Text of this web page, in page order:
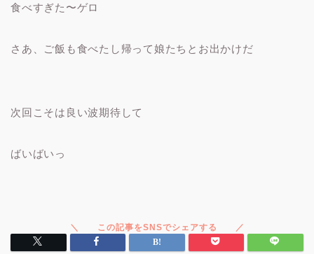
食べすぎた〜ゲロ
さあ、ご飯も食べたし帰って娘たちとお出かけだ
次回こそは良い波期待して
ばいばいっ